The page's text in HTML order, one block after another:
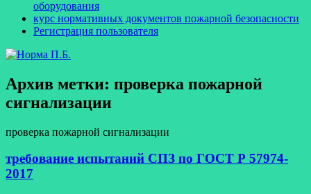
оборудования
курс нормативных документов пожарной безопасности
Регистрация пользователя
Архив метки: проверка пожарной
сигнализации
проверка пожарной сигнализации
требование испытаний СПЗ по ГОСТ Р 57974-
2017